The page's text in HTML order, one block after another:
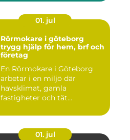
01. jul
Rörmokare i göteborg
trygg hjälp för hem, brf och
företag
En Rörmokare i Göteborg
arbetar i en miljö där
havsklimat, gamla
fastigheter och tät
01. jul